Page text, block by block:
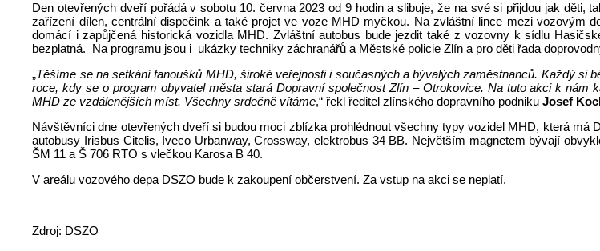
Den otevřených dveří pořádá v sobotu 10. června 2023 od 9 hodin a slibuje, že na své si přijdou jak děti,
zařízení dílen, centrální dispečink a také projet ve voze MHD myčkou. Na zvláštní lince mezi vozovým
domácí i zapůjčená historická vozidla MHD. Zvláštní autobus bude jezdit také z vozovny k sídlu
bezplatná. Na programu jsou i ukázky techniky záchranářů a Městské policie Zlín a pro děti řada
„Těšíme se na setkání fanoušků MHD, široké veřejnosti i současných a bývalých zaměstnanců. Každý si
roce, kdy se o program obyvatel města stará Dopravní společnost Zlín – Otrokovice. Na tuto akci k
MHD ze vzdálenějších míst. Všechny srdečně vítáme,“ řekl ředitel zlínského dopravního podnikuJosef
Návštěvníci dne otevřených dveří si budou moci zblízka prohlédnout všechny typy vozidel MHD, která má
autobusy Irisbus Citelis, Iveco Urbanway, Crossway, elektrobus 34 BB. Největším magnetem bývají
ŠM 11 a Š 706 RTO s vlečkou Karosa B 40.
V areálu vozového depa DSZO bude k zakoupení občerstvení. Za vstup na akci se neplatí.
Zdroj: DSZO